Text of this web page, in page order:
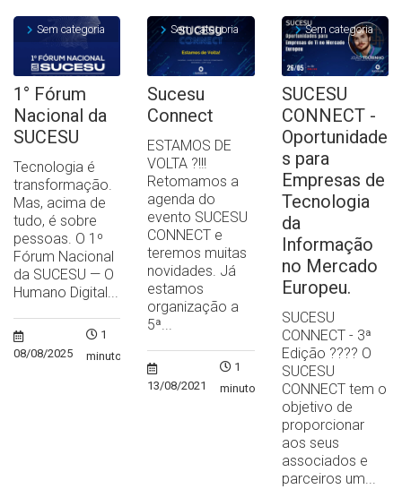
Sem categoria
1° Fórum
Nacional da
SUCESU
Tecnologia é
transformação.
Mas, acima de
tudo, é sobre
pessoas. O 1º
Fórum Nacional
da SUCESU — O
Humano Digital...
08/08/2025
1
minuto
Sem categoria
Sucesu
Connect
ESTAMOS DE
VOLTA ?!!!
Retomamos a
agenda do
evento SUCESU
CONNECT e
teremos muitas
novidades. Já
estamos
organização a
5ª...
13/08/2021
1
minuto
Sem categoria
SUCESU
CONNECT -
Oportunidade
s para
Empresas de
Tecnologia
da
Informação
no Mercado
Europeu.
SUCESU
CONNECT - 3ª
Edição ?‍??‍? O
SUCESU
CONNECT tem o
objetivo de
proporcionar
aos seus
associados e
parceiros um...